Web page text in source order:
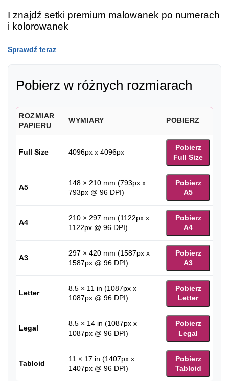
I znajdź setki premium malowanek po numerach
i kolorowanek
Sprawdź teraz
Pobierz w różnych rozmiarach
ROZMIAR
PAPIERU
WYMIARY POBIERZ
Full Size 4096px x 4096px
Pobierz
Full Size
A5
148 × 210 mm (793px x
793px @ 96 DPI)
Pobierz
A5
A4
210 × 297 mm (1122px x
1122px @ 96 DPI)
Pobierz
A4
A3
297 × 420 mm (1587px x
1587px @ 96 DPI)
Pobierz
A3
Letter
8.5 × 11 in (1087px x
1087px @ 96 DPI)
Pobierz
Letter
Legal
8.5 × 14 in (1087px x
1087px @ 96 DPI)
Pobierz
Legal
Tabloid
11 × 17 in (1407px x
1407px @ 96 DPI)
Pobierz
Tabloid